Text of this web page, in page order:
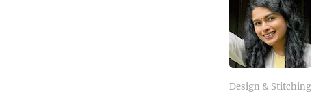
Design & Stitching